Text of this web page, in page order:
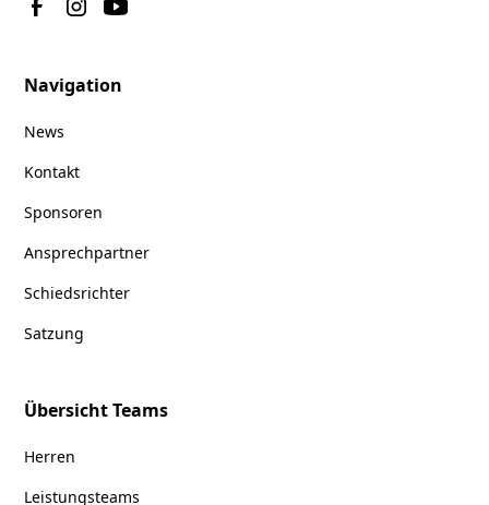
Navigation
News
Kontakt
Sponsoren
Ansprechpartner
Schiedsrichter
Satzung
Übersicht Teams
Herren
Leistungsteams